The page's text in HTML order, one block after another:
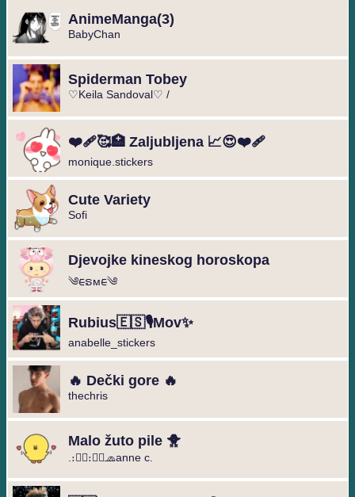
️AnimeManga️(3)
BabyChan
Spiderman Tobey
♡Keila Sandoval♡ /
❤️‍🩹🥰🏥 Zaljubljena 📈😍❤️‍🩹
monique.stickers
Cute Variety
Sofi
Djevojke kineskog horoskopa
༄︎︎ᰀຣᴍᰀ︎︎༄
Rubius🇪🇸🎙️Mov✨
anabelle_stickers
🔥 Dečki gore 🔥
thechris
Malo žuto pile 🐥
.։։⃟։։⃟🧢anne c.